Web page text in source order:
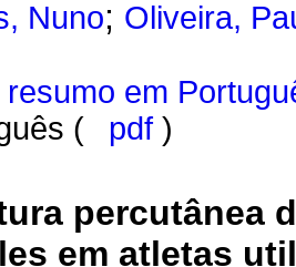
Nuno; Oliveira,
resumo em
(
pdf )
percutânea
em atletas